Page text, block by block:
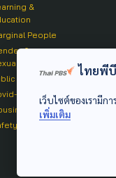
&
People
&
Health
19
ไทยพี
เว็บไซต์ของเรามี
เพิ่มเติม